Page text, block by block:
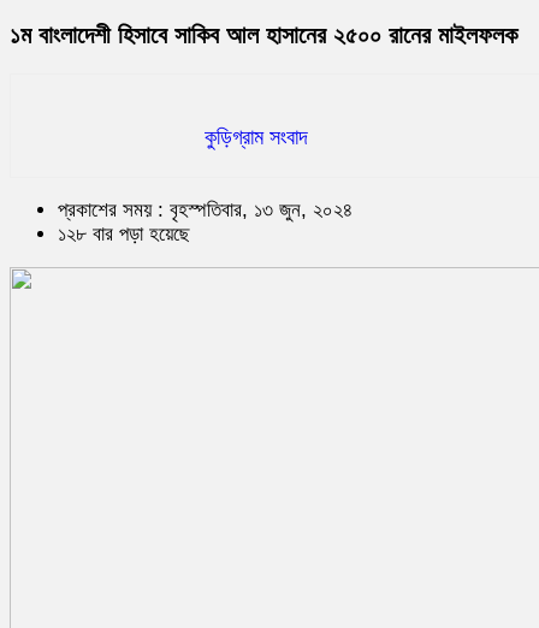
১ম বাংলাদেশী হিসাবে সাকিব আল হাসানের ২৫০০ রানের মাইলফলক
কুড়িগ্রাম সংবাদ
প্রকাশের সময় : বৃহস্পতিবার, ১৩ জুন, ২০২৪
১২৮ বার পড়া হয়েছে